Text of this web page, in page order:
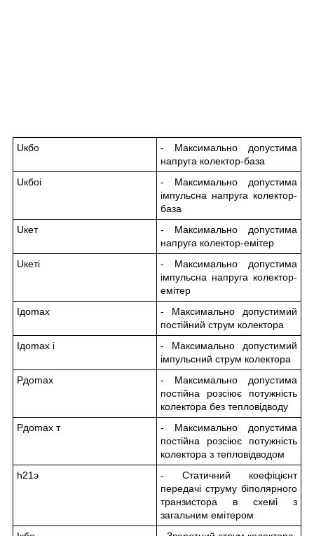
Uкбо
- Максимально допустима
напруга колектор-база
Uкбоі
- Максимально допустима
імпульсна напруга колектор-
база
Uкет
- Максимально допустима
напруга колектор-емітер
Uкеті
- Максимально допустима
імпульсна напруга колектор-
емітер
Iдоmax
- Максимально допустимий
постійний струм колектора
Iдоmax і
- Максимально допустимий
імпульсний струм колектора
Pдоmax
- Максимально допустима
постійна розсіює потужність
колектора без тепловідводу
Pдоmax т
- Максимально допустима
постійна розсіює потужність
колектора з тепловідводом
h21э
- Статичний коефіцієнт
передачі струму біполярного
транзистора в схемі з
загальним емітером